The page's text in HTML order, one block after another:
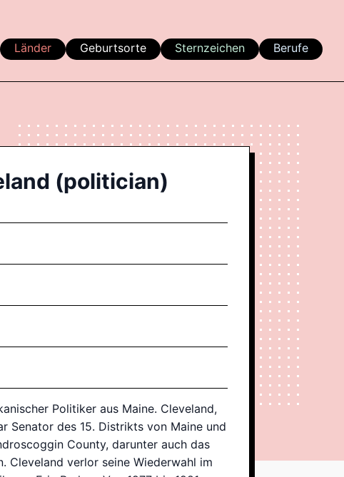
Länder Geburtsorte Sternzeichen Berufe
(politician)
Politiker aus Maine. Cleveland,
Senator des 15. Distrikts von Maine und
County, darunter auch das
Cleveland verlor seine Wiederwahl im